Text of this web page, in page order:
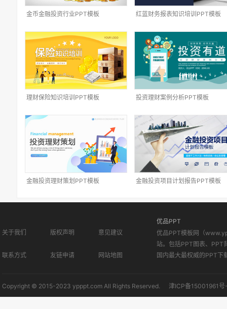
金币金融投资行业PPT模板 红蓝财务报表知识培训PPT模板
理财保险知识培训PPT模板 投资理财案例分析PPT模板
金融投资理财策划PPT模板 金融投资项目计划报告PPT模板
关于我们 版权声明 意见建议
联系方式 友链申请 网站地图
优品PPT
优品PPT模板网（
站。包括PPT图表、PPT
国内最大最权威的PPT下
Copyright © 2015-2023 ypppt.com All Rights Reserved. 津ICP备15001961号